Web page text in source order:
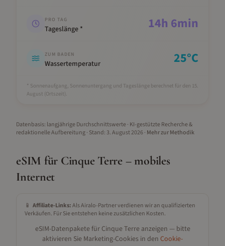
PRO TAG
Tageslänge * 14h 6min
ZUM BADEN
Wassertemperatur 25°C
* Sonnenaufgang, Sonnenuntergang und Tageslänge berechnet für den 15.
August (Ortszeit).
Datenbasis: langjährige Durchschnittswerte · KI-gestützte Recherche &
redaktionelle Aufbereitung· Stand: 3. August 2026· Mehr zur Methodik
eSIM für Cinque Terre– mobiles
Internet
📱 Affiliate-Links:Als Airalo-Partner verdienen wir an qualifizierten
Verkäufen. Für Sie entstehen keine zusätzlichen Kosten.
eSIM-Datenpakete für Cinque Terreanzeigen — bitte
aktivieren Sie Marketing-Cookies in den Cookie-